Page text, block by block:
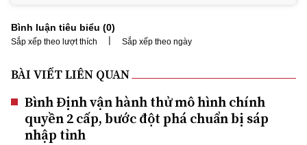
Bình luận tiêu biểu (0)
Sắp xếp theo lượt thích | Sắp xếp theo ngày
BÀI VIẾT LIÊN QUAN
Bình Định vận hành thử mô hình chính
quyền 2 cấp, bước đột phá chuẩn bị sáp
nhập tỉnh